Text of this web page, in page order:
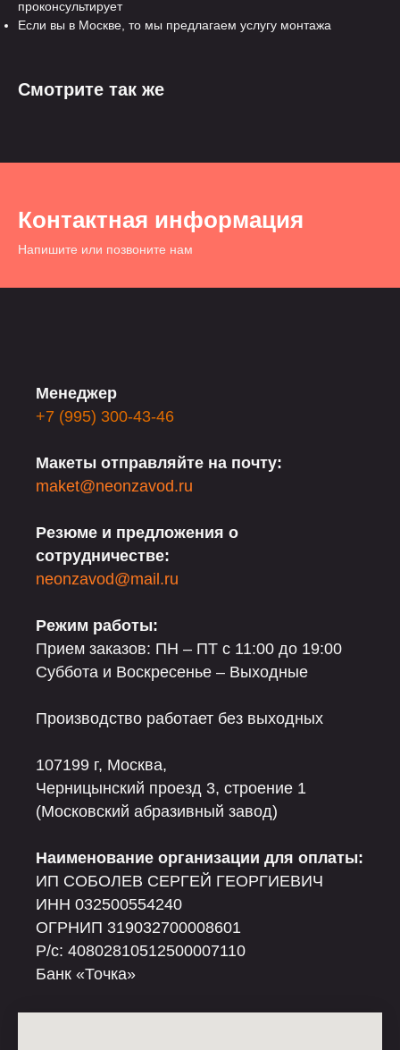
проконсультирует
Если вы в Москве, то мы предлагаем услугу монтажа
Смотрите так же
Контактная информация
Напишите или позвоните нам
Менеджер
+7 (995) 300-43-46
Макеты отправляйте на почту:
maket@neonzavod.ru
Резюме и предложения о
сотрудничестве:
neonzavod@mail.ru
Режим работы:
Прием заказов: ПН – ПТ с 11:00 до 19:00
Суббота и Воскресенье – Выходные
Производство работает без выходных
107199 г, Москва,
Черницынский проезд 3, строение 1
(Московский абразивный завод)
Наименование организации для оплаты:
ИП СОБОЛЕВ СЕРГЕЙ ГЕОРГИЕВИЧ
ИНН 032500554240
ОГРНИП 319032700008601
Р/c: 40802810512500007110
Банк «Точка»